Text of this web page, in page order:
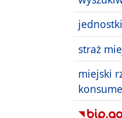
straż
miejski